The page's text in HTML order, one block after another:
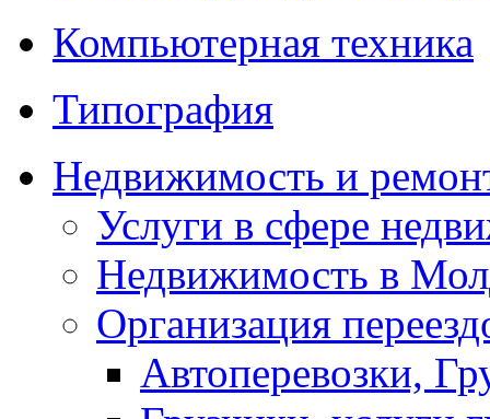
Компьютерная техника
Типография
Недвижимость и
Услуги в сфере
Недвижимость в
Организация
Автоперевозки,